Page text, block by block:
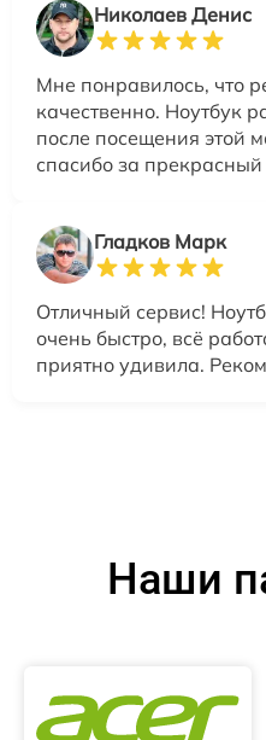
Николаев Денис
Мне понравилось, что
качественно. Ноутбук
после посещения этой
спасибо за прекрасный
Гладков Марк
Отличный сервис!
очень быстро, всё
приятно удивила.
Наши